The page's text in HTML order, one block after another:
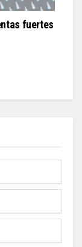
fuertes